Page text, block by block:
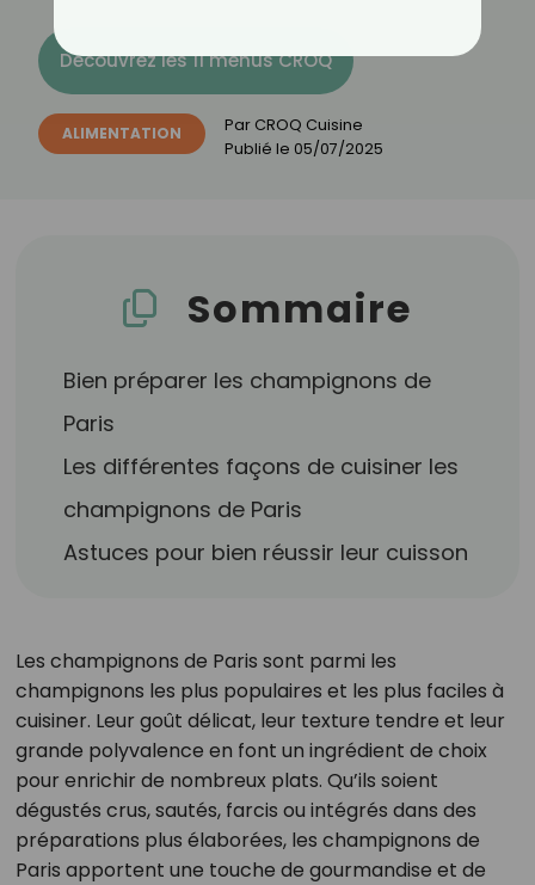
Découvrez les 11 menus CROQ
ALIMENTATION Par CROQ Cuisine
Publié le 05/07/2025
Sommaire
Bien préparer les champignons de
Paris
Les différentes façons de cuisiner les
champignons de Paris
Astuces pour bien réussir leur cuisson
Les champignons de Paris sont parmi les
champignons les plus populaires et les plus faciles à
cuisiner. Leur goût délicat, leur texture tendre et leur
grande polyvalence en font un ingrédient de choix
pour enrichir de nombreux plats. Qu’ils soient
dégustés crus, sautés, farcis ou intégrés dans des
préparations plus élaborées, les champignons de
Paris apportent une touche de gourmandise et de